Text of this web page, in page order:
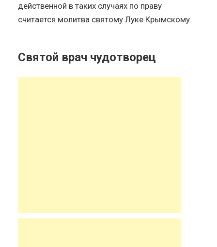
действенной в таких случаях по праву
считается молитва святому Луке Крымскому.
Святой врач чудотворец